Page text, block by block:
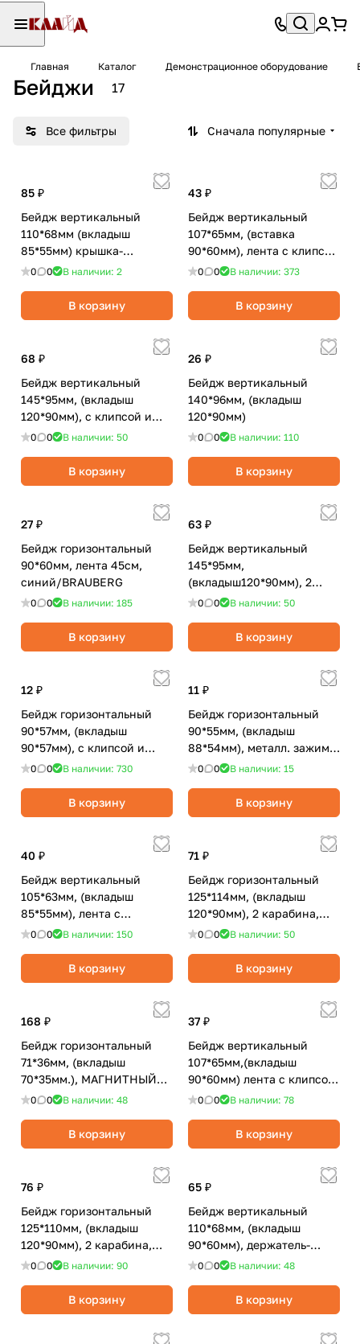
Главная Каталог Демонстрационное оборудование
Бейджи 17
Все фильтры Сначала популярные
85 ₽
Бейдж вертикальный
110*68мм (вкладыш
85*55мм) крышка-
слайдер,без
серый/Berlingo
0 0 В наличии: 2
В корзину
43 ₽
Бейдж вертикальный
107*65мм, (вставка
90*60мм), лента с клипсой
45см, синий/BRAUBERG
0 0 В наличии: 373
В корзину
68 ₽
Бейдж вертикальный
145*95мм, (вкладыш
120*90мм), с клипсой и
булавкой,
0 0 В наличии: 50
В корзину
26 ₽
Бейдж вертикальный
140*96мм, (вкладыш
120*90мм)
0 0 В наличии: 110
В корзину
27 ₽
Бейдж горизонтальный
90*60мм, лента 45см,
синий/BRAUBERG
0 0 В наличии: 185
В корзину
63 ₽
Бейдж вертикальный
145*95мм,
(вкладыш120*90мм), 2
карабина, шнурок 45см,
0 0 В наличии: 50
В корзину
12 ₽
Бейдж горизонтальный
90*57мм, (вкладыш
90*57мм), с клипсой и
булавкой,эконом/STAFF
0 0 В наличии: 730
В корзину
11 ₽
Бейдж горизонтальный
90*55мм, (вкладыш
88*54мм), металл. зажим/
булавка, 18мкм/Attache
0 0 В наличии: 15
В корзину
40 ₽
Бейдж вертикальный
105*63мм, (вкладыш
85*55мм), лента с
клипсой,
0 0 В наличии: 150
В корзину
71 ₽
Бейдж горизонтальный
125*114мм, (вкладыш
120*90мм), 2 карабина,
шнурок 45см,
0 0 В наличии: 50
В корзину
168 ₽
Бейдж горизонтальный
71*36мм, (вкладыш
70*35мм.), МАГНИТНЫЙ
MAGNETIC/BRAUBERG
0 0 В наличии: 48
В корзину
37 ₽
Бейдж вертикальный
107*65мм,(вкладыш
90*60мм) лента с клипсой
45см, красный/BRAUBERG
0 0 В наличии: 78
В корзину
76 ₽
Бейдж горизонтальный
125*110мм, (вкладыш
120*90мм), 2 карабина,
шнурок 45см,
0 0 В наличии: 90
В корзину
65 ₽
Бейдж вертикальный
110*68мм, (вкладыш
90*60мм), держатель-
рулетка,
0 0 В наличии: 48
В корзину